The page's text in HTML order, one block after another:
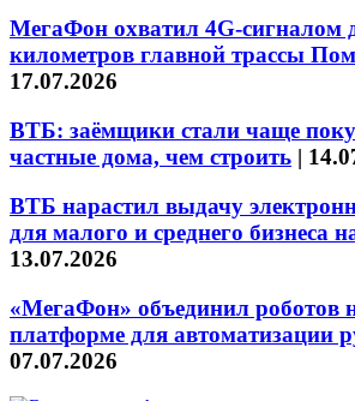
МегаФон охватил 4G-сигналом
километров главной трассы
17.07.2026
ВТБ: заёмщики стали чаще
частные дома, чем строить |
ВТБ нарастил выдачу
для малого и среднего бизнеса
13.07.2026
«МегаФон» объединил роботов
платформе для автоматизации
07.07.2026